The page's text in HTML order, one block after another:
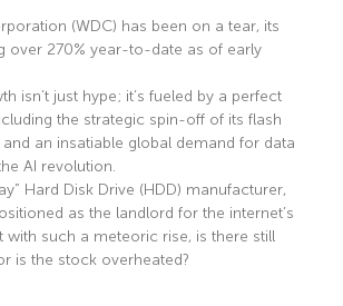
(WDC) has been on a tear, its
over 270% year-to-date as of early
isn’t just hype; it’s fueled by a perfect
the strategic spin-off of its flash
and an insatiable global demand for data
AI revolution.
Hard Disk Drive (HDD) manufacturer,
as the landlord for the internet’s
with such a meteoric rise, is there still
is the stock overheated?